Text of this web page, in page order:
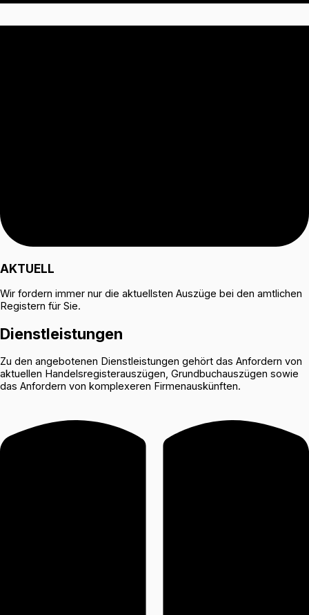
AKTUELL
Wir fordern immer nur die aktuellsten Auszüge bei den amtlichen
Registern für Sie.
Dienstleistungen
Zu den angebotenen Dienstleistungen gehört das Anfordern von
aktuellen Handelsregisterauszügen, Grundbuchauszügen sowie
das Anfordern von komplexeren Firmenauskünften.